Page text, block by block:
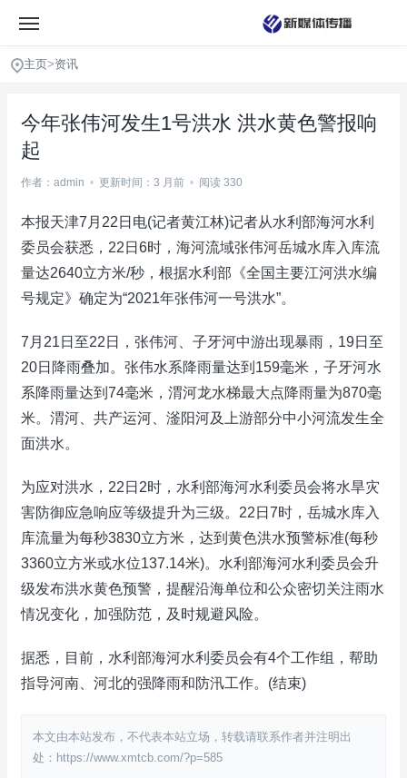
主页>资讯
今年张伟河发生1号洪水 洪水黄色警报响
起
作者：admin • 更新时间：3 月前 • 阅读 330
本报天津7月22日电(记者黄江林)记者从水利部海河水利
委员会获悉，22日6时，海河流域张伟河岳城水库入库流
量达2640立方米/秒，根据水利部《全国主要江河洪水编
号规定》确定为“2021年张伟河一号洪水”。
7月21日至22日，张伟河、子牙河中游出现暴雨，19日至
20日降雨叠加。张伟水系降雨量达到159毫米，子牙河水
系降雨量达到74毫米，渭河龙水梯最大点降雨量为870毫
米。渭河、共产运河、滏阳河及上游部分中小河流发生全
面洪水。
为应对洪水，22日2时，水利部海河水利委员会将水旱灾
害防御应急响应等级提升为三级。22日7时，岳城水库入
库流量为每秒3830立方米，达到黄色洪水预警标准(每秒
3360立方米或水位137.14米)。水利部海河水利委员会升
级发布洪水黄色预警，提醒沿海单位和公众密切关注雨水
情况变化，加强防范，及时规避风险。
据悉，目前，水利部海河水利委员会有4个工作组，帮助
指导河南、河北的强降雨和防汛工作。(结束)
本文由本站发布，不代表本站立场，转载请联系作者并注明出
处：https://www.xmtcb.com/?p=585